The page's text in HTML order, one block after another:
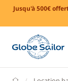
Jusqu'à 500€